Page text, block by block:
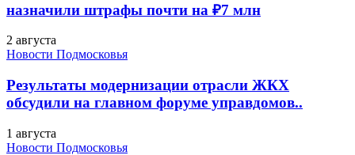
назначили штрафы почти на ₽7 млн
2 августа
Новости Подмосковья
Результаты модернизации отрасли ЖКХ
обсудили на главном форуме управдомов..
1 августа
Новости Подмосковья